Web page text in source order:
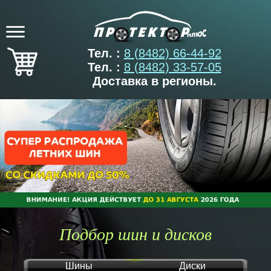
Тел. : 8 (8482) 66-44-92
Тел. : 8 (8482) 33-57-05
Доставка в регионы.
Подбор шин и дисков
Шины Диски